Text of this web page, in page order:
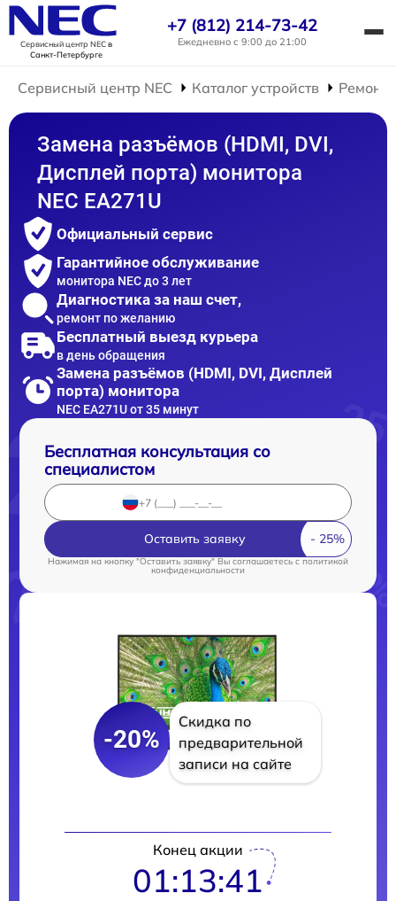
Сервисный центр NECв
Санкт-Петербурге
+7 (812) 214-73-42
Ежедневно с 9:00 до 21:00
Сервисный центр NEC Каталог устройств Ремонт
Замена разъёмов (HDMI, DVI,
Дисплей порта) монитора
NEC EA271U
Официальный сервис
Гарантийное обслуживание
монитора NEC до 3 лет
Диагностика за наш счет,
ремонт по желанию
Бесплатный выезд курьера
в день обращения
Замена разъёмов (HDMI, DVI, Дисплей
порта) монитора
NEC EA271U от 35 минут
Бесплатная консультация со
специалистом
Оставить заявку
Нажимая на кнопку "Оставить заявку" Вы соглашаетесь cполитикой
конфиденциальности
-20%
Скидка по
предварительной
записи на сайте
Конец акции
01:13:40